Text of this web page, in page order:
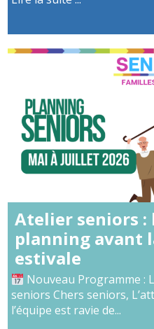
Atelier seniors :
planning avant
estivale
Nouveau Programme :
seniors Chers seniors,
l’équipe est ravie de...